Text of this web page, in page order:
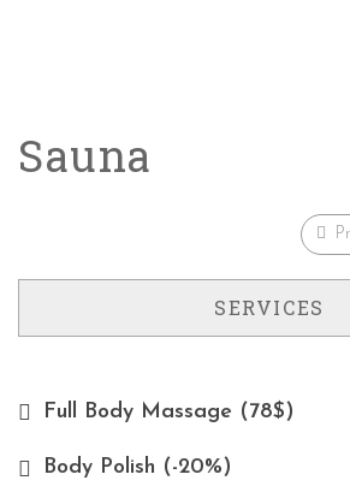
Sauna
SERVICES
Full Body Massage (78$)
Body Polish (-20%)